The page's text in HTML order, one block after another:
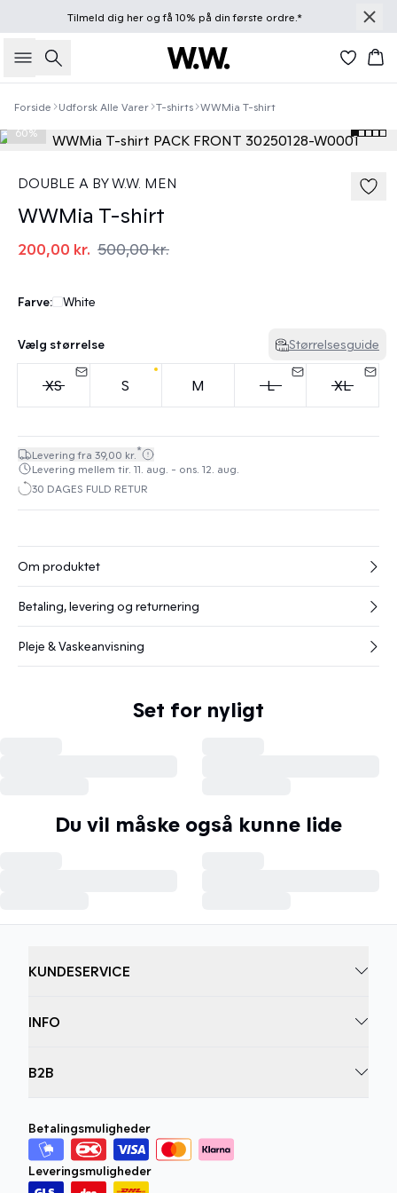
Tilmeld dig herog få 10% på din første ordre.*
Søg
Forside Udforsk Alle Varer T-shirts WWMia T-shirt
60%
DOUBLE A BY W.W. MEN
WWMia T-shirt
200,00 kr. 500,00 kr.
Farve: White
Vælg størrelse Størrelsesguide
XS S M L XL
Levering fra 39,00 kr.*
Levering mellem tir. 11. aug. - ons. 12. aug.
30 DAGES FULD RETUR
Om produktet
Betaling, levering og returnering
Pleje & Vaskeanvisning
Set for nyligt
Du vil måske også kunne lide
KUNDESERVICE
INFO
B2B
Betalingsmuligheder
Leveringsmuligheder